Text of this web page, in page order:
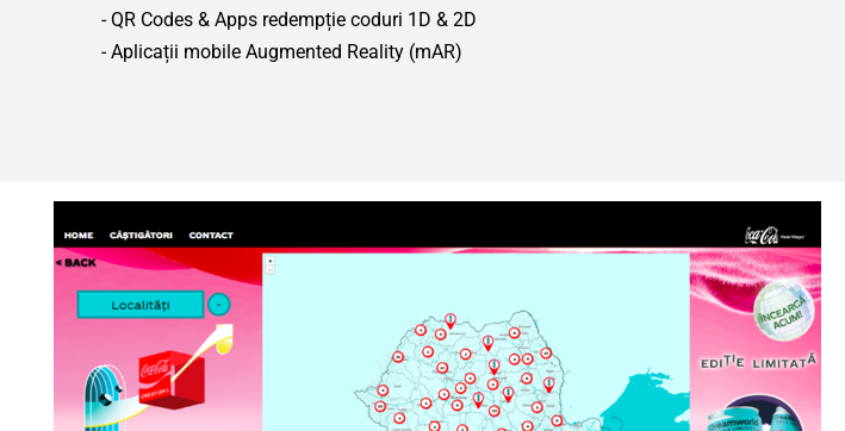
- QR Codes & Apps redempție coduri 1D & 2D
- Aplicații mobile Augmented Reality (mAR)